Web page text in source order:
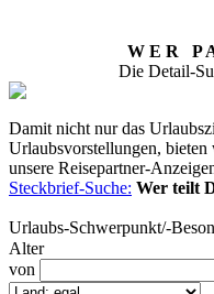
W E R P
Die Detail-
Damit nicht nur das
Urlaubsvorstellungen,
unsere Reisepartner-
Steckbrief-Suche: Wer teilt
Urlaubs-Schwerpunkt/-
Alter
von